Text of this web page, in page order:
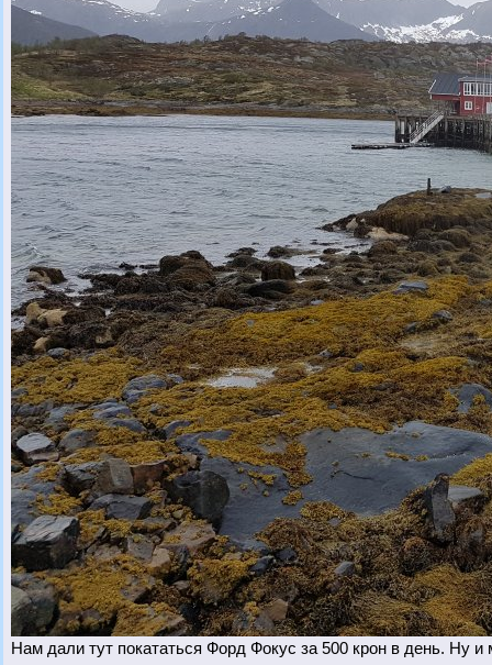
Нам дали тут покататься Форд Фокус за 500 крон в день. Ну